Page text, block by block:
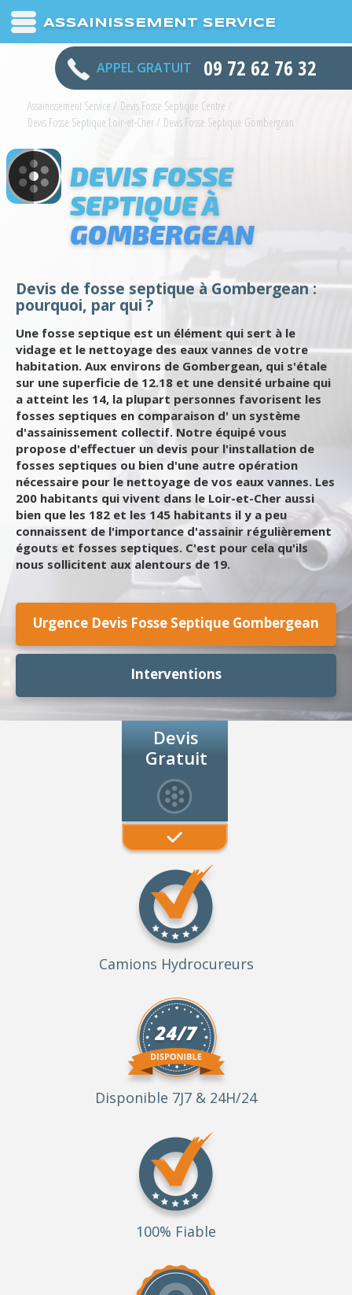
ASSAINISSEMENT SERVICE
APPEL GRATUIT 09 72 62 76 32
Assainissement Service / Devis Fosse Septique Centre /
Devis Fosse Septique Loir-et-Cher/ Devis Fosse Septique Gombergean
DEVIS FOSSE
SEPTIQUE À
GOMBERGEAN
Devis de fosse septique à Gombergean :
pourquoi, par qui ?
Une fosse septique est un élément qui sert à le
vidage et le nettoyage des eaux vannes de votre
habitation. Aux environs de Gombergean, qui s'étale
sur une superficie de 12.18 et une densité urbaine qui
a atteint les 14, la plupart personnes favorisent les
fosses septiques en comparaison d' un système
d'assainissement collectif. Notre équipé vous
propose d'effectuer un devis pour l'installation de
fosses septiques ou bien d'une autre opération
nécessaire pour le nettoyage de vos eaux vannes. Les
200 habitants qui vivent dans le Loir-et-Cher aussi
bien que les 182 et les 145 habitants il y a peu
connaissent de l'importance d'assainir régulièrement
égouts et fosses septiques. C'est pour cela qu'ils
nous sollicitent aux alentours de 19.
Urgence Devis Fosse Septique Gombergean
Interventions
Devis
Gratuit
Camions Hydrocureurs
Disponible 7J7 & 24H/24
100% Fiable